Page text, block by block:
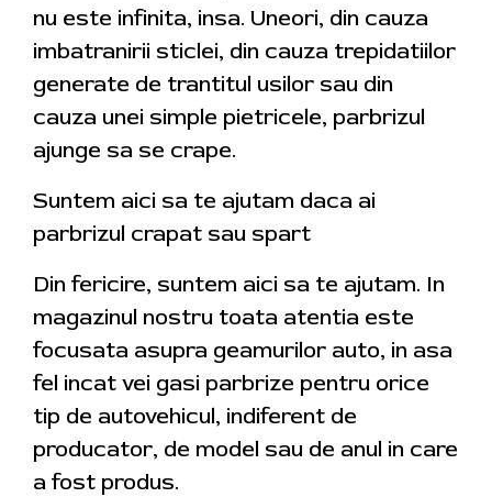
nu este infinita, insa. Uneori, din cauza
imbatranirii sticlei, din cauza trepidatiilor
generate de trantitul usilor sau din
cauza unei simple pietricele, parbrizul
ajunge sa se crape.
Suntem aici sa te ajutam daca ai
parbrizul crapat sau spart
Din fericire, suntem aici sa te ajutam. In
magazinul nostru toata atentia este
focusata asupra geamurilor auto, in asa
fel incat vei gasi parbrize pentru orice
tip de autovehicul, indiferent de
producator, de model sau de anul in care
a fost produs.